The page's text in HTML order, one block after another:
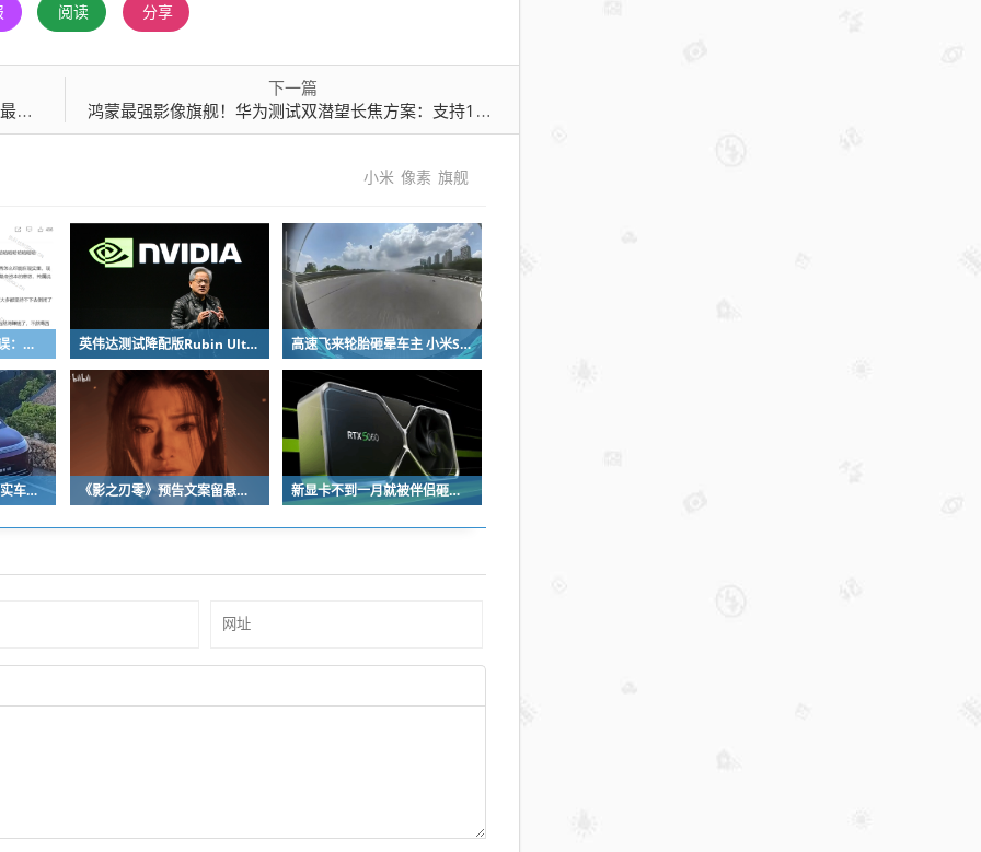
阅读 分享
下一篇
鸿蒙最强影像旗舰！华为测试双潜望长焦方案：支持10倍光学变焦
小米 像素 旗舰
粉笔公开信自曝决策失误：承认鸡贼 蹭热度 舍不得成本想多收钱 英伟达测试降配版Rubin Ultra GPU：HBM短缺下芯片厂商如何破局 高速飞来轮胎砸晕车主 小米SU7自动断电呼叫120 全程半小时救回一命
流线溜背设计！享界V8实车亮相：增程版最大续航339km 《影之刃零》预告文案留悬念 玩家：要反向跳票 新显卡不到一月就被伴侣砸烂：小哥哀叹如此脆弱